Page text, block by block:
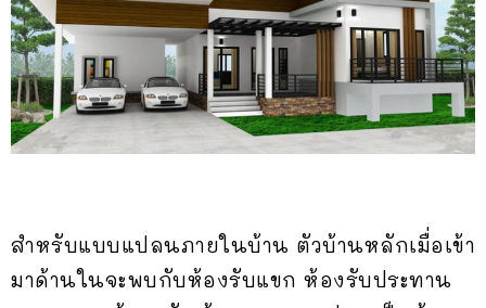
สำหรับแบบแปลนภายในบ้าน ตัวบ้านหลักเมื่อเข้า
มาด้านในจะพบกับห้องรับแขก ห้องรับประทาน